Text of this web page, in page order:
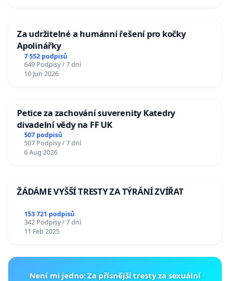
Za udržitelné a humánní řešení pro kočky
Apolinářky
7 552 podpisů
649 Podpisy / 7 dní
10 Jun 2026
Petice za zachování suverenity Katedry
divadelní vědy na FF UK
507 podpisů
507 Podpisy / 7 dní
6 Aug 2026
ŽÁDÁME VYŠŠÍ TRESTY ZA TÝRÁNÍ ZVÍŘAT
153 721 podpisů
342 Podpisy / 7 dní
11 Feb 2025
Není mi jedno: Za přísnější tresty za sexuální